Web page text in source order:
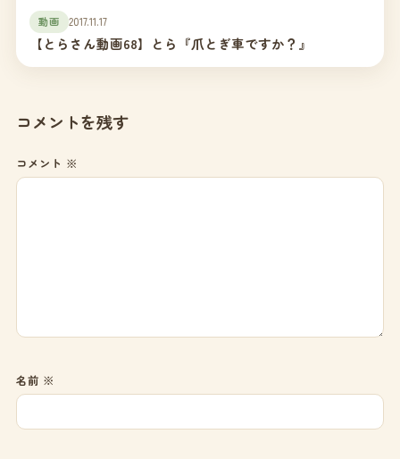
動画 2017.11.17
【とらさん動画68】とら『爪とぎ車ですか？』
コメントを残す
コメント ※
名前 ※